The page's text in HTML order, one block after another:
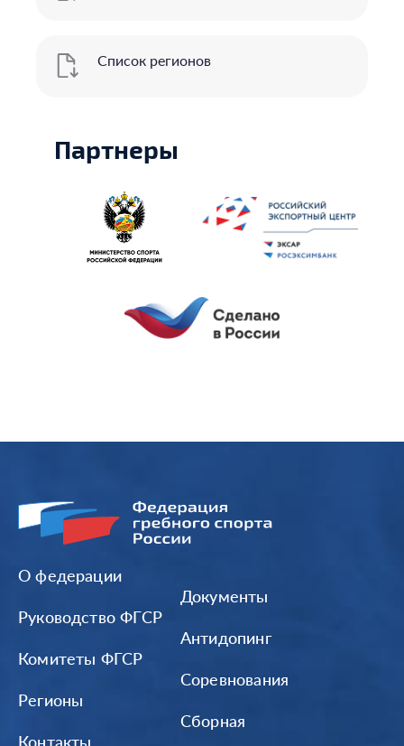
Список регионов
Партнеры
О федерации
Руководство ФГСР
Комитеты ФГСР
Регионы
Контакты
Документы
Антидопинг
Соревнования
Сборная